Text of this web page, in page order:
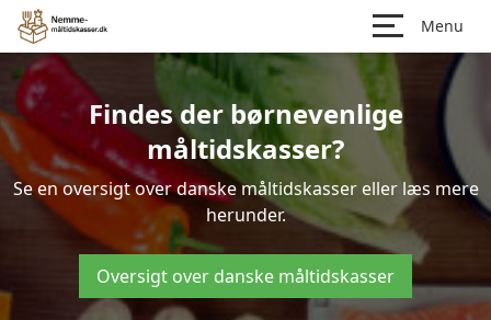
Menu
Findes der børnevenlige
måltidskasser?
Se en oversigt over danske måltidskasser eller læs mere
herunder.
Oversigt over danske måltidskasser